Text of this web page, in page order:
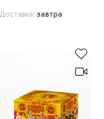
Доставка: завтра